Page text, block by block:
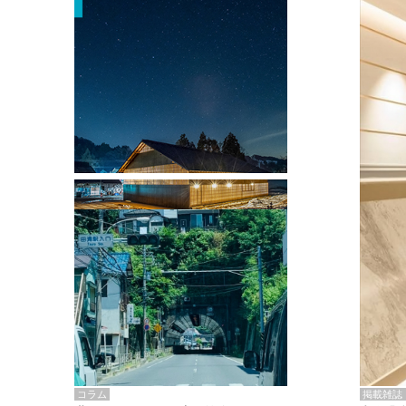
掲載雑誌
掲載雑誌・書籍
『街歩き研修「アールデコとモダニズ
ム、和風バロック」』のレポート記事が
掲載
コラム